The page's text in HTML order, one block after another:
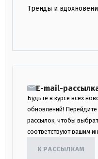
Тренды и
E-mail-
Будьте в курсе всех
обновлений! Перейдите
рассылок, чтобы
соответствуют вашим
К РАССЫЛКАМ